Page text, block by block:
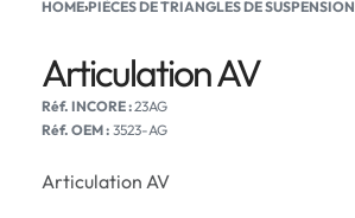
HOME›PIÈCES DE TRIANGLES DE SUSPENSION
Articulation AV
23AG
Réf. OEM : 3523-AG
Articulation AV